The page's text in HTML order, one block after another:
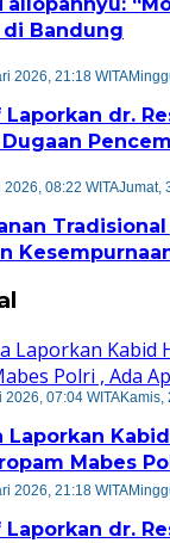
Bandung
2026, 21:18 WITA
Laporkan dr.
08:22 WITAJumat,
2026, 07:04 WITAKamis,
Laporkan
Mabes
2026, 21:18 WITA
Laporkan dr.